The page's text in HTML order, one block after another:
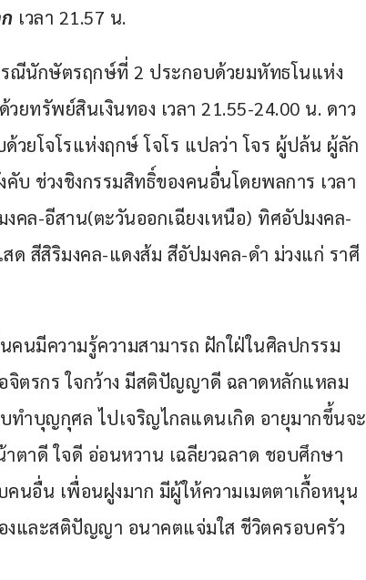
เวลา 21.57 น.
รณีนักษัตรฤกษ์ที่ 2 ประกอบด้วยมหัทธโนแห่ง
ทรัพย์สินเงินทอง เวลา 21.55-24.00 น. ดาว
ยโจโรแห่งฤกษ์ โจโร แปลว่า โจร ผู้ปล้น ผู้ลัก
บ ช่วงชิงกรรมสิทธิ์ของคนอื่นโดยพลการ เวลา
คล-อีสาน(ตะวันออกเฉียงเหนือ) ทิศอัปมงคล-
ด สีสิริมงคล-แดงส้ม สีอัปมงคล-ดำ ม่วงแก่ ราศี
คนมีความรู้ความสามารถ ฝักใฝ่ในศิลปกรรม
จิตรกร ใจกว้าง มีสติปัญญาดี ฉลาดหลักแหลม
ทำบุญกุศล ไปเจริญไกลแดนเกิด อายุมากขึ้นจะ
ตาดี ใจดี อ่อนหวาน เฉลียวฉลาด ชอบศึกษา
อื่น เพื่อนฝูงมาก มีผู้ให้ความเมตตาเกื้อหนุน
งและสติปัญญา อนาคตแจ่มใส ชีวิตครอบครัว